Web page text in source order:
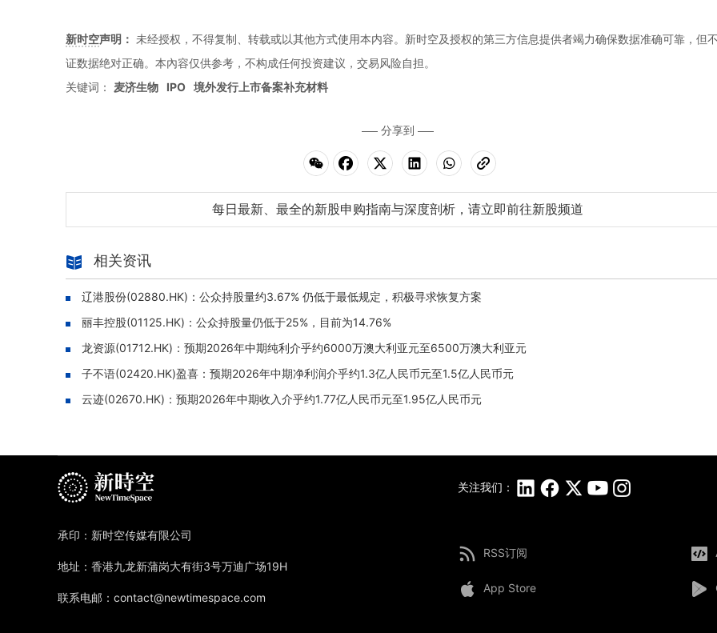
新时空声明： 未经授权，不得复制、转载或以其他方式使用本内容。新时空及授权的第三方信息提供者竭力确保数据准确可靠，但
证数据绝对正确。本內容仅供参考，不构成任何投资建议，交易风险自担。
关键词：
麦济生物 IPO 境外发行上市备案补充材料
分享到
每日最新、最全的新股申购指南与深度剖析，请立即前往新股频道
相关资讯
辽港股份(02880.HK)：公众持股量约3.67% 仍低于最低规定，积极寻求恢复方案
丽丰控股(01125.HK)：公众持股量仍低于25%，目前为14.76%
龙资源(01712.HK)：预期2026年中期纯利介乎约6000万澳大利亚元至6500万澳大利亚元
子不语(02420.HK)盈喜：预期2026年中期净利润介乎约1.3亿人民币元至1.5亿人民币元
云迹(02670.HK)：预期2026年中期收入介乎约1.77亿人民币元至1.95亿人民币元
关注我们：
RSS订阅
App Store
承印：新时空传媒有限公司
地址：香港九龙新蒲岗大有街3号万迪广场19H
联系电邮：contact@newtimespace.com